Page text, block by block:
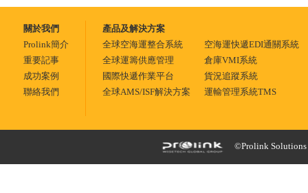
關於我們
Prolink簡介
重要記事
成功案例
聯絡我們
產品及解決方案
全球空海運整合系統
空海運快遞EDI通關系統
全球運籌供應管理
倉庫VMI系統
國際快遞作業平台
貨況追蹤系統
全球AMS/ISF解決方案
運輸管理系統TMS
©Prolink Solutions